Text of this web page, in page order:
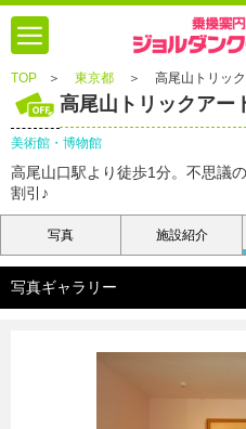
TOP ＞ 東京都 ＞ 高尾山トリッ
高尾山トリックアー
美術館・博物館
高尾山口駅より徒歩1分。不思議
割引♪
写真 施設紹介
写真ギャラリー